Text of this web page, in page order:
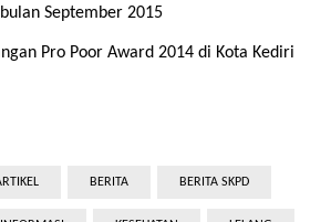
September 2015
Pro Poor Award 2014 di Kota Kediri
BERITA BERITA SKPD